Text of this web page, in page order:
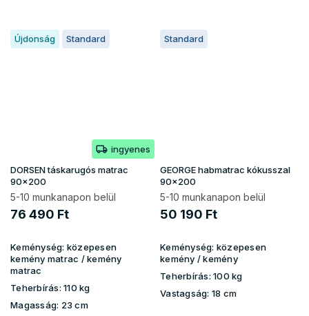
Újdonság Standard
ingyenes
DORSEN táskarugós matrac
90x200
5-10 munkanapon belül
76 490 Ft
Keménység: közepesen
kemény matrac / kemény
matrac
Teherbírás: 110 kg
Magasság: 23 cm
Standard
GEORGE habmatrac kókusszal
90x200
5-10 munkanapon belül
50 190 Ft
Keménység: közepesen
kemény / kemény
Teherbírás: 100 kg
Vastagság: 18 cm